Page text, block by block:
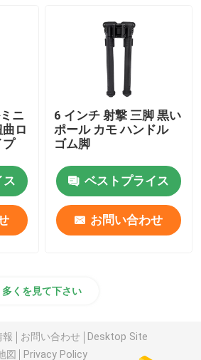
ニ
ロ
プ
ス
6 インチ 射撃 三脚 黒い
ポール カモ ハンドル
ゴム脚
ベストプライス
お問い合わせ
多くを見て下さい
報 お問い合わせ
Desktop Site
図
Privacy Policy